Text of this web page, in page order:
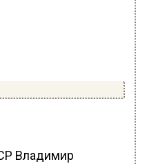
Владимир